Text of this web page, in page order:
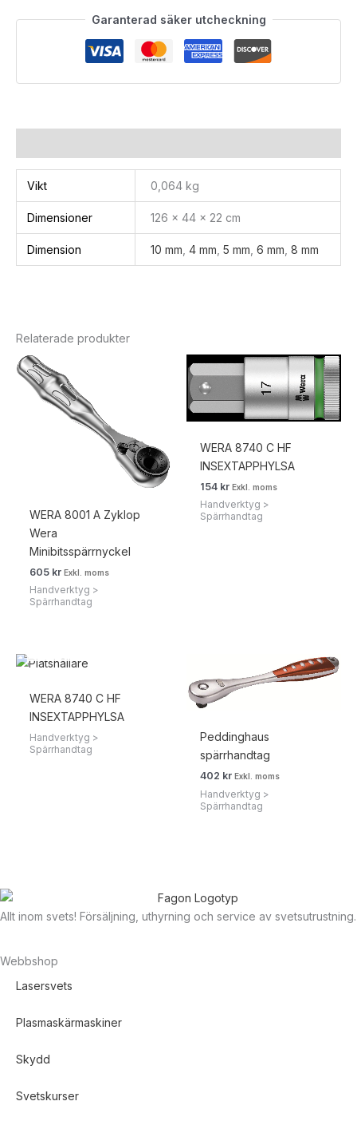
Garanterad säker utcheckning
Vikt 0,064 kg
Dimensioner 126 × 44 × 22 cm
Dimension 10 mm 4 mm 5 mm 6 mm 8 mm
Relaterade produkter
WERA 8001 A Zyklop
Wera
Minibitsspärrnyckel
605 kr Exkl. moms
Handverktyg >
Spärrhandtag
WERA 8740 C HF
INSEXTAPPHYLSA
154 kr Exkl. moms
Handverktyg >
Spärrhandtag
WERA 8740 C HF
INSEXTAPPHYLSA
Handverktyg >
Spärrhandtag
Peddinghaus
spärrhandtag
402 kr Exkl. moms
Handverktyg >
Spärrhandtag
Allt inom svets! Försäljning, uthyrning och service av svetsutrustning.
Webbshop
Lasersvets
Plasmaskärmaskiner
Skydd
Svetskurser